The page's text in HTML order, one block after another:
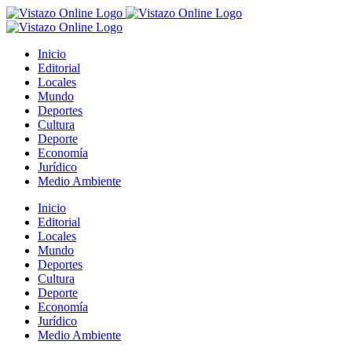
Saltar
al
Inicio
Editorial
Locales
Mundo
Deportes
Cultura
Deporte
Economía
Jurídico
Medio Ambiente
Inicio
Editorial
Locales
Mundo
Deportes
Cultura
Deporte
Economía
Jurídico
Medio Ambiente